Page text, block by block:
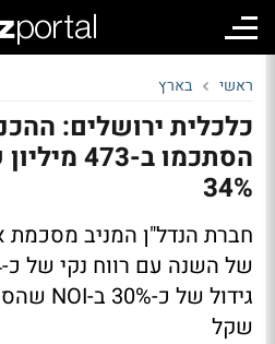
ראשי בארץ
הסתכמו ב-
34%
חברת הנדל"ן המניב מסכמת
שקל